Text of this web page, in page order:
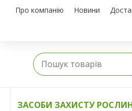
Про компанію Новини
ЗАСОБИ ЗАХИСТУ